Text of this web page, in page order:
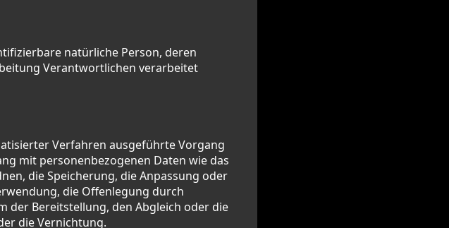
natürliche Person, deren
Verantwortlichen verarbeitet
Verfahren ausgeführte Vorgang
mit personenbezogenen Daten wie das
die Speicherung, die Anpassung oder
die Offenlegung durch
der Bereitstellung, den Abgleich oder die
die Vernichtung.